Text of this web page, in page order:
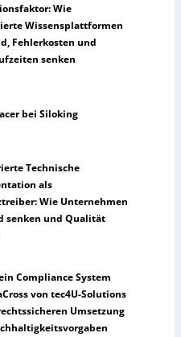
Wie
Wissensplattformen
Fehlerkosten und
senken
bei Siloking
Technische
als
Wie Unternehmen
senken und Qualität
Compliance System
von tec4U-Solutions
Umsetzung